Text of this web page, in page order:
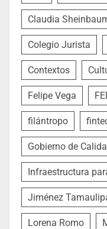
Claudia
Colegio Jurista
Contextos
Felipe Vega
filántropo
Gobierno de
Infraestructura
Jiménez
Lorena Romo